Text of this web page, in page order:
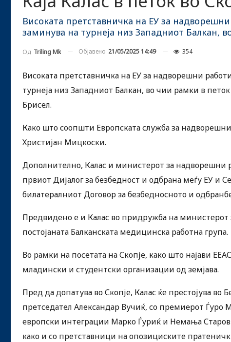
Високата претставничка на ЕУ за
заминува на турнеја низ Западниот Балкан,
Од Triling Mk Објавено 21/05/2025 14:49 354
Високата претставничка на ЕУ за надворешни
турнеја низ Западниот Балкан, во чии рамки в
Брисел.
Како што соопшти Европската служба за
Христијан Мицкоски.
Дополнително, Калас и министерот за надворешни
првиот Дијалог за безбедност и одбрана меѓу ЕУ и
билатералниот Договор за безбедносното и
Предвидено е и Калас во придружба на министерот
постојаната Балканската медицинска работна група.
Во рамки на посетата на Скопје, како што најави
младински и студентски организации од земјава.
Пред да допатува во Скопје, Калас ќе престојува во
претседател Александар Вучиќ, со премиерот
европски интеграции Марко Ѓуриќ и Немања
како и со претставници на опозициските